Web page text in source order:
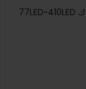
77LED~410LED ضوء ك floodlight شمسي مع جهاز تحكم عن بعد